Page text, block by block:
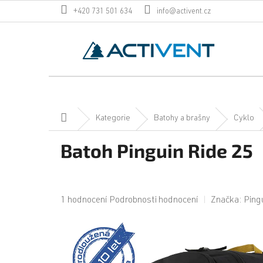
+420 731 501 634 info@activent.cz
Domů Kategorie Batohy a brašny Cyklo
Batoh Pinguin Ride 25
Průměrné
produktu
5,0
1 hodnocení Podrobnosti hodnocení Značka: